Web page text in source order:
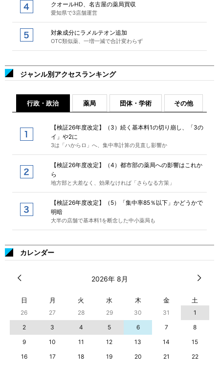
クオールHD、名古屋の薬局買収
愛知県で3店舗運営
対象成分にラメルテオン追加
OTC類似薬、一増一減で合計変わらず
ジャンル別アクセスランキング
行政・政治 薬局 団体・学術 その他
【検証26年度改定】（3）続く基本料1の切り崩し、「3の
イ」や2に
3は「ハからロ」へ、集中率計算の見直し影響か
【検証26年度改定】（4）都市部の薬局への影響はこれか
ら
地方部と大差なく、効果なければ「さらなる方策」
【検証26年度改定】（5）「集中率85％以下」かどうかで
明暗
大半の店舗で基本料1を断念した中小薬局も
カレンダー
2026年 8月
日 月 火 水 木 金 土
26 27 28 29 30 31
1
2
3 4 5 6 7
8
9
10 11 12 13 14
15
16
17 18 19 20 21
22